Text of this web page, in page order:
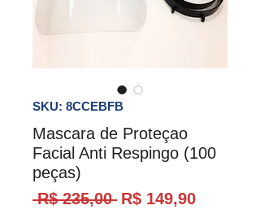
SKU: 8CCEBFB
Mascara de Proteçao
Facial Anti Respingo (100
peças)
R$ 235,00 Preço
R$ 149,90Preço